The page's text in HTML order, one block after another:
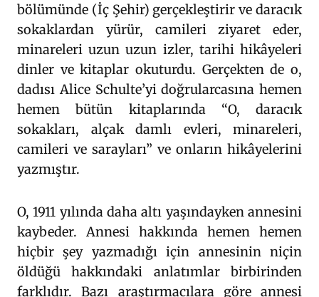
bölümünde (İç Şehir) gerçekleştirir ve daracık
sokaklardan yürür, camileri ziyaret eder,
minareleri uzun uzun izler, tarihi hikâyeleri
dinler ve kitaplar okuturdu. Gerçekten de o,
dadısı Alice Schulte’yi doğrularcasına hemen
hemen bütün kitaplarında “O, daracık
sokakları, alçak damlı evleri, minareleri,
camileri ve sarayları” ve onların hikâyelerini
yazmıştır.
O, 1911 yılında daha altı yaşındayken annesini
kaybeder. Annesi hakkında hemen hemen
hiçbir şey yazmadığı için annesinin niçin
öldüğü hakkındaki anlatımlar birbirinden
farklıdır. Bazı araştırmacılara göre annesi